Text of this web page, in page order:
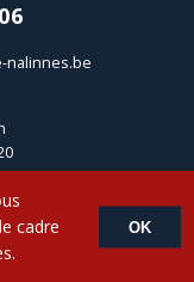
nalinnes.be
- Developed by
cadre
OK